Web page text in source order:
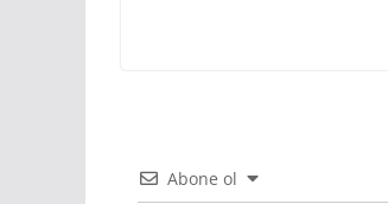
Abone ol